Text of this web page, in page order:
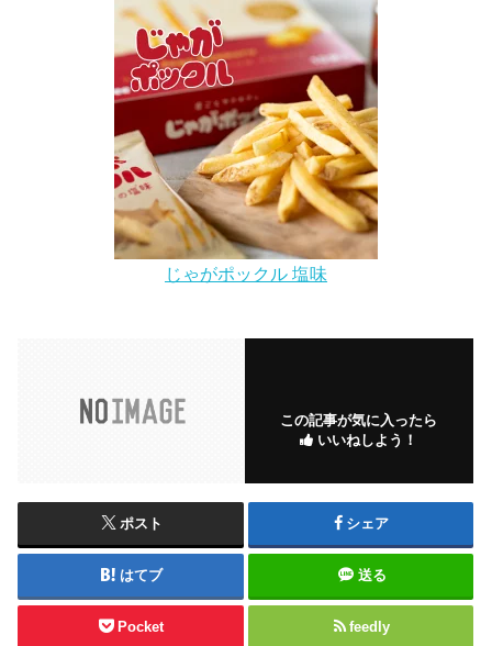
じゃがポックル 塩味
この記事が気に入ったら
いいねしよう！
ポスト シェア
はてブ 送る
Pocket feedly